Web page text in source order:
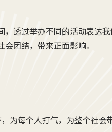
透过举办不同的活动表达
会团结，带来正面影响。
为每个人打气，为整个社